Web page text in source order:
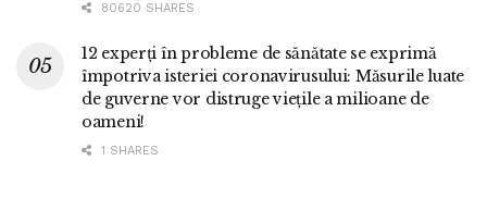
80620 SHARES
12 experți în probleme de sănătate se exprimă
împotriva isteriei coronavirusului: Măsurile luate
de guverne vor distruge viețile a milioane de
oameni!
1 SHARES